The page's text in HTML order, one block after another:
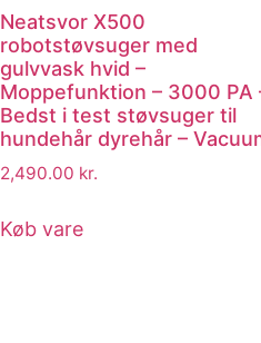
Neatsvor X500
robotstøvsuger med
gulvvask hvid –
Moppefunktion – 3000 PA
Bedst i test støvsuger til
hundehår dyrehår –
2,490.00 kr.
Køb vare